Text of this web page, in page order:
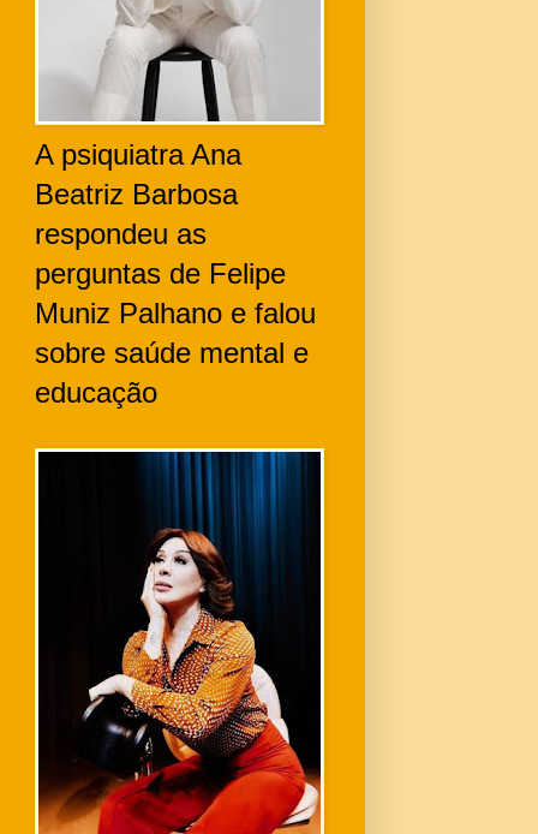
A psiquiatra Ana
Beatriz Barbosa
respondeu as
perguntas de Felipe
Muniz Palhano e falou
sobre saúde mental e
educação